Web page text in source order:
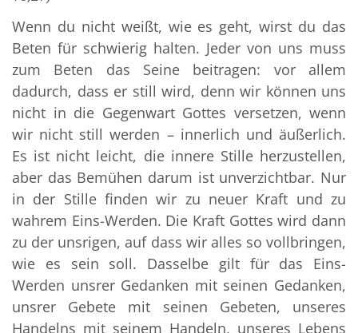
Wenn du nicht weißt, wie es geht, wirst du das
Beten für schwierig halten. Jeder von uns muss
zum Beten das Seine beitragen: vor allem
dadurch, dass er still wird, denn wir können uns
nicht in die Gegenwart Gottes versetzen, wenn
wir nicht still werden – innerlich und äußerlich.
Es ist nicht leicht, die innere Stille herzustellen,
aber das Bemühen darum ist unverzichtbar. Nur
in der Stille finden wir zu neuer Kraft und zu
wahrem Eins-Werden. Die Kraft Gottes wird dann
zu der unsrigen, auf dass wir alles so vollbringen,
wie es sein soll. Dasselbe gilt für das Eins-
Werden unsrer Gedanken mit seinen Gedanken,
unsrer Gebete mit seinen Gebeten, unseres
Handelns mit seinem Handeln, unseres Lebens